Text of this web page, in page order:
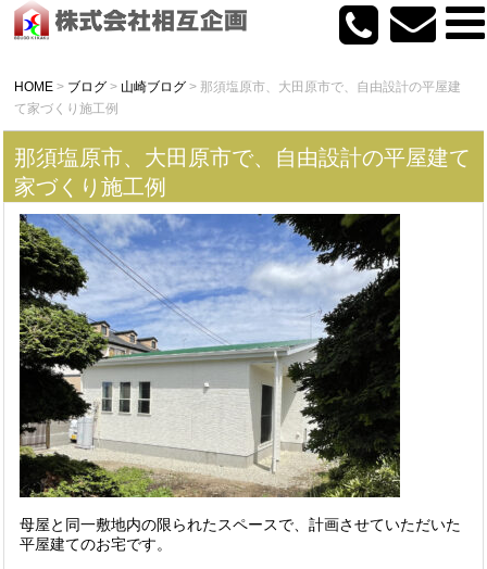
HOME > ブログ > 山崎ブログ > 那須塩原市、大田原市で、自由設計の平屋建
て家づくり施工例
那須塩原市、大田原市で、自由設計の平屋建て
家づくり施工例
母屋と同一敷地内の限られたスペースで、計画させていただいた
平屋建てのお宅です。